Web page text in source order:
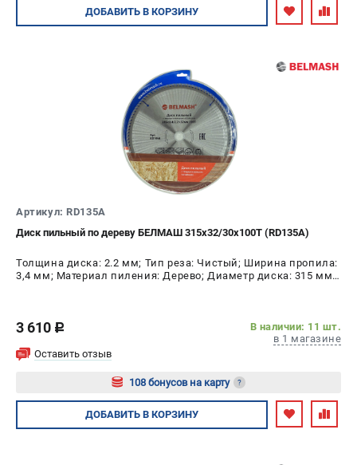
Авторизуйтесь
ДОБАВИТЬ В КОРЗИНУ
Артикул: RD135A
Диск пильный по дереву БЕЛМАШ 315x32/30x100T (RD135A)
Толщина диска: 2.2 мм; Тип реза: Чистый; Ширина пропила:
3,4 мм; Материал пиления: Дерево; Диаметр диска: 315 мм;
3 610 c
В наличии: 11 шт.
в 1 магазине
Оставить отзыв
108 бонусов на карту ?
Авторизуйтесь
ДОБАВИТЬ В КОРЗИНУ